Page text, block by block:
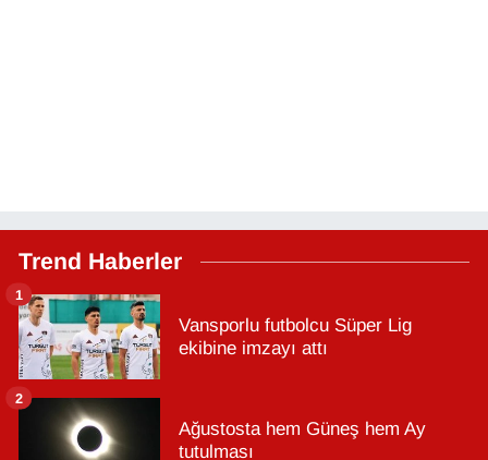
Trend Haberler
Vansporlu futbolcu Süper Lig
ekibine imzayı attı
1
Ağustosta hem Güneş hem Ay
tutulması
2